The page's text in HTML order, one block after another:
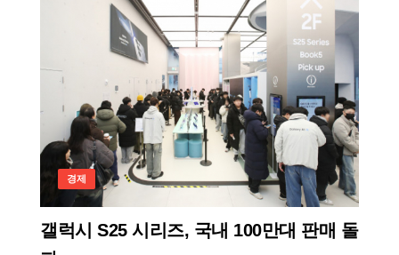
경제
갤럭시 S25 시리즈, 국내 100만대 판매 돌